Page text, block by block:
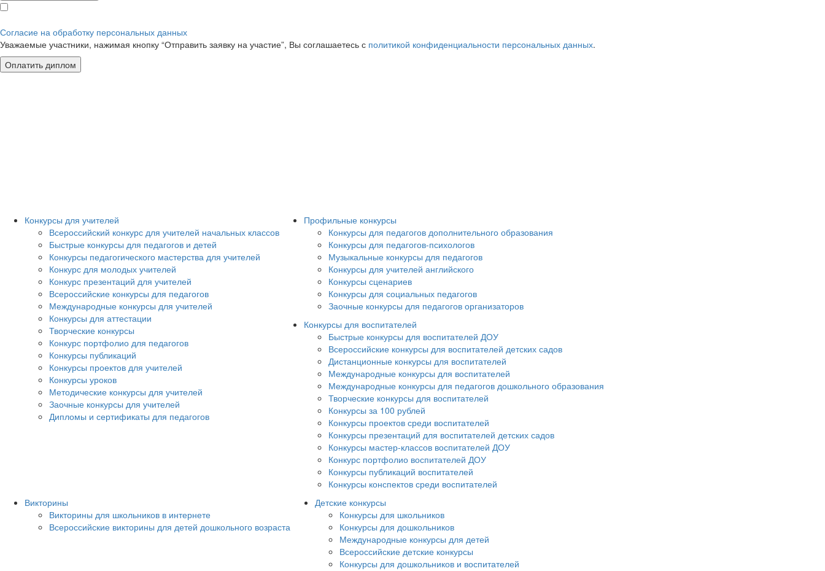
Согласие на обработку персональных данных
Уважаемые участники, нажимая кнопку “Отправить заявку на участие”, Вы соглашаетесь с политикой конфиденциальности персональных данных.
Конкурсы для учителей
Всероссийский конкурс для учителей начальных классов
Быстрые конкурсы для педагогов и детей
Конкурсы педагогического мастерства для учителей
Конкурс для молодых учителей
Конкурс презентаций для учителей
Всероссийские конкурсы для педагогов
Международные конкурсы для учителей
Конкурсы для аттестации
Творческие конкурсы
Конкурс портфолио для педагогов
Конкурсы публикаций
Конкурсы проектов для учителей
Конкурсы уроков
Методические конкурсы для учителей
Заочные конкурсы для учителей
Дипломы и сертификаты для педагогов
Профильные конкурсы
Конкурсы для педагогов дополнительного образования
Конкурсы для педагогов-психологов
Музыкальные конкурсы для педагогов
Конкурсы для учителей английского
Конкурсы сценариев
Конкурсы для социальных педагогов
Заочные конкурсы для педагогов организаторов
Конкурсы для воспитателей
Быстрые конкурсы для воспитателей ДОУ
Всероссийские конкурсы для воспитателей детских садов
Дистанционные конкурсы для воспитателей
Международные конкурсы для воспитателей
Международные конкурсы для педагогов дошкольного образования
Творческие конкурсы для воспитателей
Конкурсы за 100 рублей
Конкурсы проектов среди воспитателей
Конкурсы презентаций для воспитателей детских садов
Конкурсы мастер-классов воспитателей ДОУ
Конкурс портфолио воспитателей ДОУ
Конкурсы публикаций воспитателей
Конкурсы конспектов среди воспитателей
Викторины
Викторины для школьников в интернете
Всероссийские викторины для детей дошкольного возраста
Детские конкурсы
Конкурсы для школьников
Конкурсы для дошкольников
Международные конкурсы для детей
Всероссийские детские конкурсы
Конкурсы для дошкольников и воспитателей